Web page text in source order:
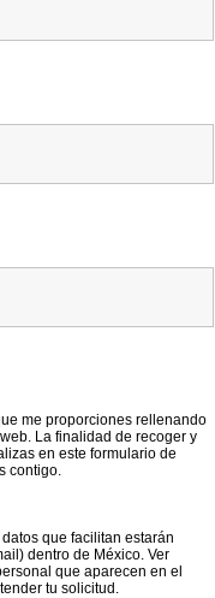
me proporciones rellenando
La finalidad de recoger y
en este formulario de
contigo.
que facilitan estarán
dentro de México. Ver
que aparecen en el
tu solicitud.